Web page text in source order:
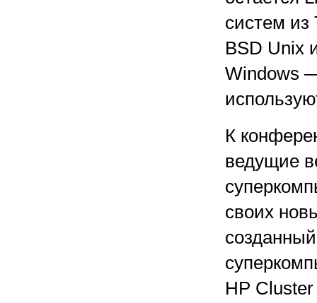
систем из
BSD Unix
Windows
К
ведущие
своих
HP